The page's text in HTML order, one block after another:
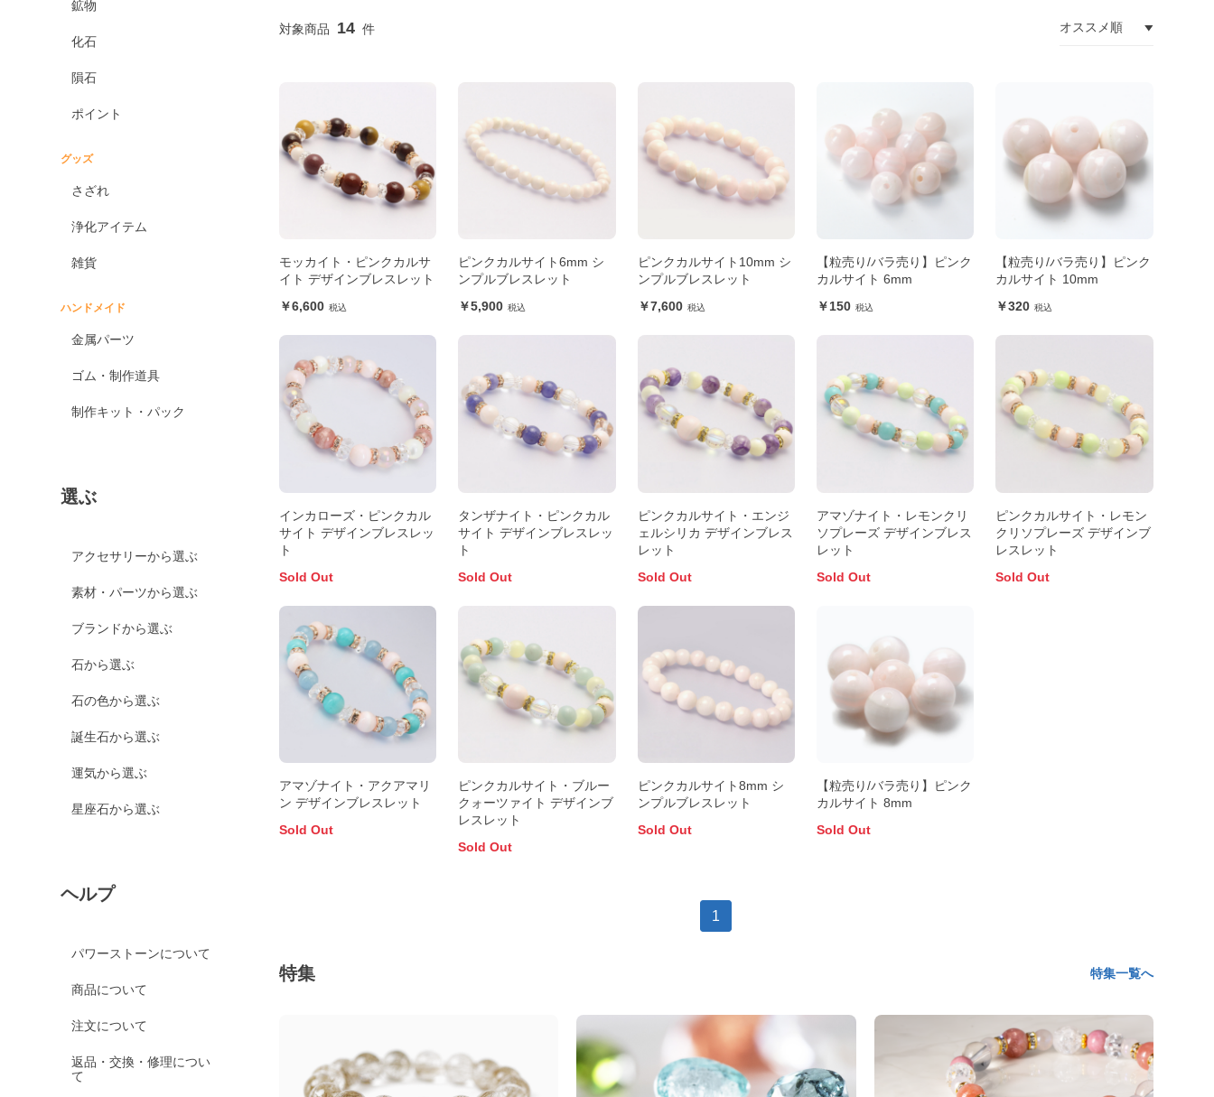
鉱物
化石
隕石
ポイント
グッズ
さざれ
浄化アイテム
雑貨
ハンドメイド
金属パーツ
ゴム・制作道具
制作キット・パック
選ぶ
アクセサリーから選ぶ
素材・パーツから選ぶ
ブランドから選ぶ
石から選ぶ
石の色から選ぶ
誕生石から選ぶ
運気から選ぶ
星座石から選ぶ
ヘルプ
パワーストーンについて
商品について
注文について
返品・交換・修理につい
て
14
モッカイト・ピンクカルサ
イト デザインブレスレット
6,600
ピンクカルサイト6mm シ
ンプルブレスレット
5,900
ピンクカルサイト10mm シ
ンプルブレスレット
7,600
【粒売り/バラ売り】ピンク
カルサイト 6mm
150
【粒売り/バラ売り】ピンク
カルサイト 10mm
320
インカローズ・ピンクカル
サイト デザインブレスレッ
ト
Sold Out
タンザナイト・ピンクカル
サイト デザインブレスレッ
ト
Sold Out
ピンクカルサイト・エンジ
ェルシリカ デザインブレス
レット
Sold Out
アマゾナイト・レモンクリ
ソプレーズ デザインブレス
レット
Sold Out
ピンクカルサイト・レモン
クリソプレーズ デザインブ
レスレット
Sold Out
アマゾナイト・アクアマリ
ン デザインブレスレット
Sold Out
ピンクカルサイト・ブルー
クォーツァイト デザインブ
レスレット
Sold Out
ピンクカルサイト8mm シ
ンプルブレスレット
Sold Out
【粒売り/バラ売り】ピンク
カルサイト 8mm
Sold Out
1
特集 特集一覧へ